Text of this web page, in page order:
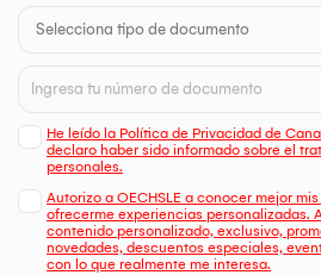
He leído la Política de Privacidad de
declaro haber sido informado sobre el
personales.
Autorizo a OECHSLE a conocer mejor
ofrecerme experiencias personalizadas.
contenido personalizado, exclusivo,
novedades, descuentos especiales,
con lo que realmente me interesa.